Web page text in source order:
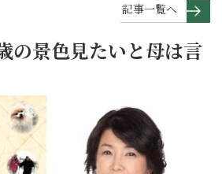
記事一覧へ
の景色見たいと母は言